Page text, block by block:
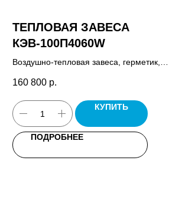
ТЕПЛОВАЯ ЗАВЕСА
КЭВ-100П4060W
Воздушно-тепловая завеса, герметик,
паспорт.
160 800 р.
КУПИТЬ
ПОДРОБНЕЕ